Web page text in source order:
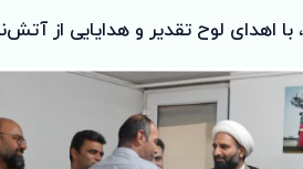
با اهدای لوح تقدیر و هدایایی از